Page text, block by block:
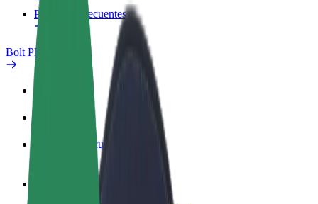
Preguntas frecuentes
Bolt Plus
Preguntas frecuentes